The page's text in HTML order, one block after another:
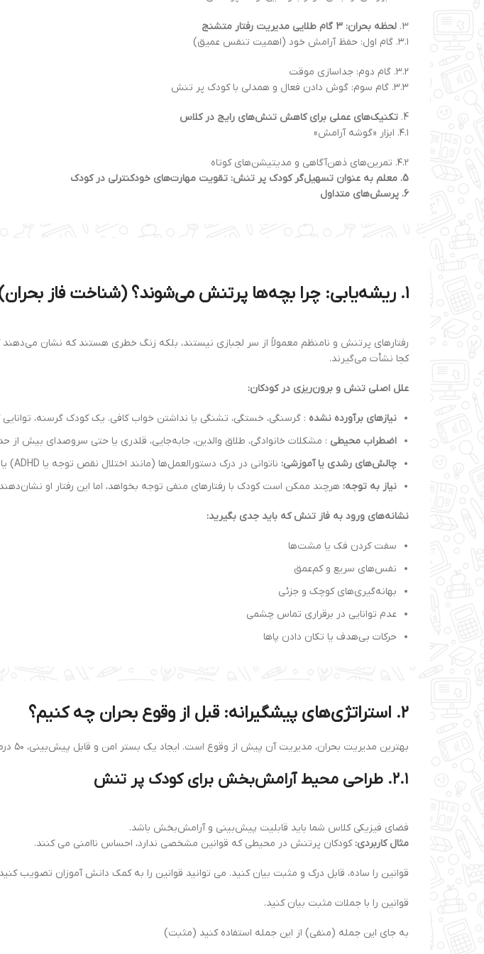
3. لحظه بحران: 3 گام طلایی مدیریت رفتار متشنج
۳.۱. گام اول: حفظ آرامش خود (اهمیت تنفس عمیق)
۳.۲. گام دوم: جداسازی موقت
۳.۳. گام سوم: گوش دادن فعال و همدلی با کودک پر تنش
4. تکنیک‌های عملی برای کاهش تنش‌های رایج در کلاس
۴.۱. ابزار «گوشه آرامش»
۴.۲. تمرین‌های ذهن‌آگاهی و مدیتیشن‌های کوتاه
5. معلم به عنوان تسهیل‌گر کودک پر تنش: تقویت مهارت‌های خودکنترلی در کودک
6. پرسش‌های متداول
۱. ریشه‌یابی: چرا بچه‌ها پرتنش می‌شوند؟ (شناخت فاز بحران)
رفتارهای پرتنش و نامنظم معمولاً از سر لجبازی نیستند، بلکه زنگ خطری هستند که نشان می‌دهند
کجا نشأت می‌گیرند.
علل اصلی تنش و برون‌ریزی در کودکان:
نیازهای برآورده نشده : گرسنگی، خستگی، تشنگی یا نداشتن خواب کافی. یک کودک گرسنه،
اضطراب محیطی : مشکلات خانوادگی، طلاق والدین، جابه‌جایی، قلدری یا حتی سروصدای بیش از
چالش‌های رشدی یا آموزشی: ناتوانی در درک دستورالعمل‌ها (مانند اختلال نقص توجه یا ADHD) یا مشکلات یادگیری که به سرخوردگی و در نهایت پرخاشگری منجر می‌شوند.
نیاز به توجه: هرچند ممکن است کودک با رفتارهای منفی توجه بخواهد، اما این رفتار او
نشانه‌های ورود به فاز تنش که باید جدی بگیرید:
سفت کردن فک یا مشت‌ها
نفس‌های سریع و کم‌عمق
بهانه‌گیری‌های کوچک و جزئی
عدم توانایی در برقراری تماس چشمی
حرکات بی‌هدف یا تکان دادن پاها
۲. استراتژی‌های پیشگیرانه: قبل از وقوع بحران چه کنیم؟
بهترین مدیریت بحران، مدیریت آن پیش از وقوع است. ایجاد یک بستر امن و قابل پیش‌بینی، ۵۰ درصد مسیر حل مشکل را طی می‌کند.
فضای فیزیکی کلاس شما باید قابلیت پیش‌بینی و آرامش‌بخش باشد.
مثال کاربردی:کودکان پرتنش در محیطی که قوانین مشخصی ندارد، احساس ناامنی می کنند.
قوانین را ساده، قابل درک و مثبت بیان کنید. می توانید قوانین را به کمک دانش آموزان تصویب
قوانین را با جملات مثبت بیان کنید.
به جای این جمله (منفی) از این جمله استفاده کنید (مثبت)